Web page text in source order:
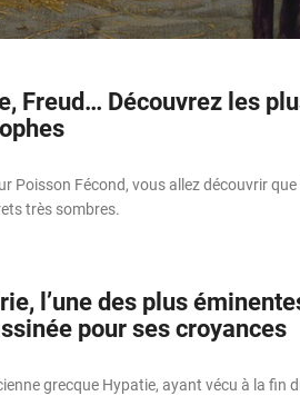
Freud… Découvrez les
Poisson Fécond, vous allez découvrir
très sombres.
l’une des plus
pour ses croyances
grecque Hypatie, ayant vécu à la fin